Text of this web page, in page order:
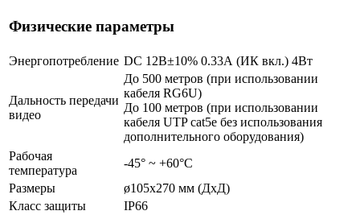
Физические параметры
Энергопотребление DC 12В±10% 0.33А (ИК вкл.) 4Вт
Дальность передачи
видео
До 500 метров (при использовании
кабеля RG6U)
До 100 метров (при использовании
кабеля UTP cat5e без использования
дополнительного оборудования)
Рабочая
температура
-45° ~ +60°С
Размеры
ø105x270 мм (ДхД)
Класс защиты
IP66